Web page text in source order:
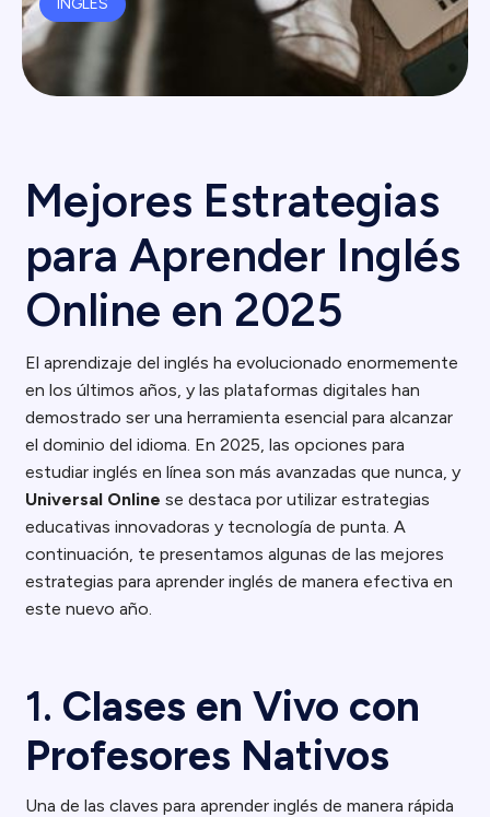
INGLÉS
Mejores Estrategias
para Aprender Inglés
Online en 2025
El aprendizaje del inglés ha evolucionado enormemente
en los últimos años, y las plataformas digitales han
demostrado ser una herramienta esencial para alcanzar
el dominio del idioma. En 2025, las opciones para
estudiar inglés en línea son más avanzadas que nunca, y
Universal Online se destaca por utilizar estrategias
educativas innovadoras y tecnología de punta. A
continuación, te presentamos algunas de las mejores
estrategias para aprender inglés de manera efectiva en
este nuevo año.
1. Clases en Vivo con
Profesores Nativos
Una de las claves para aprender inglés de manera rápida